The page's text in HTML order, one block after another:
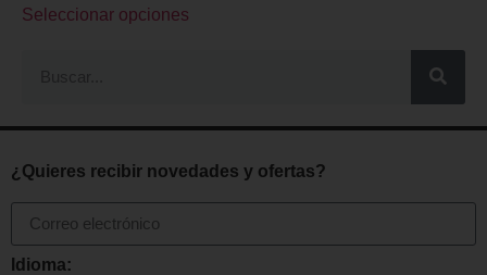
Seleccionar opciones
¿Quieres recibir novedades y ofertas?
Idioma: